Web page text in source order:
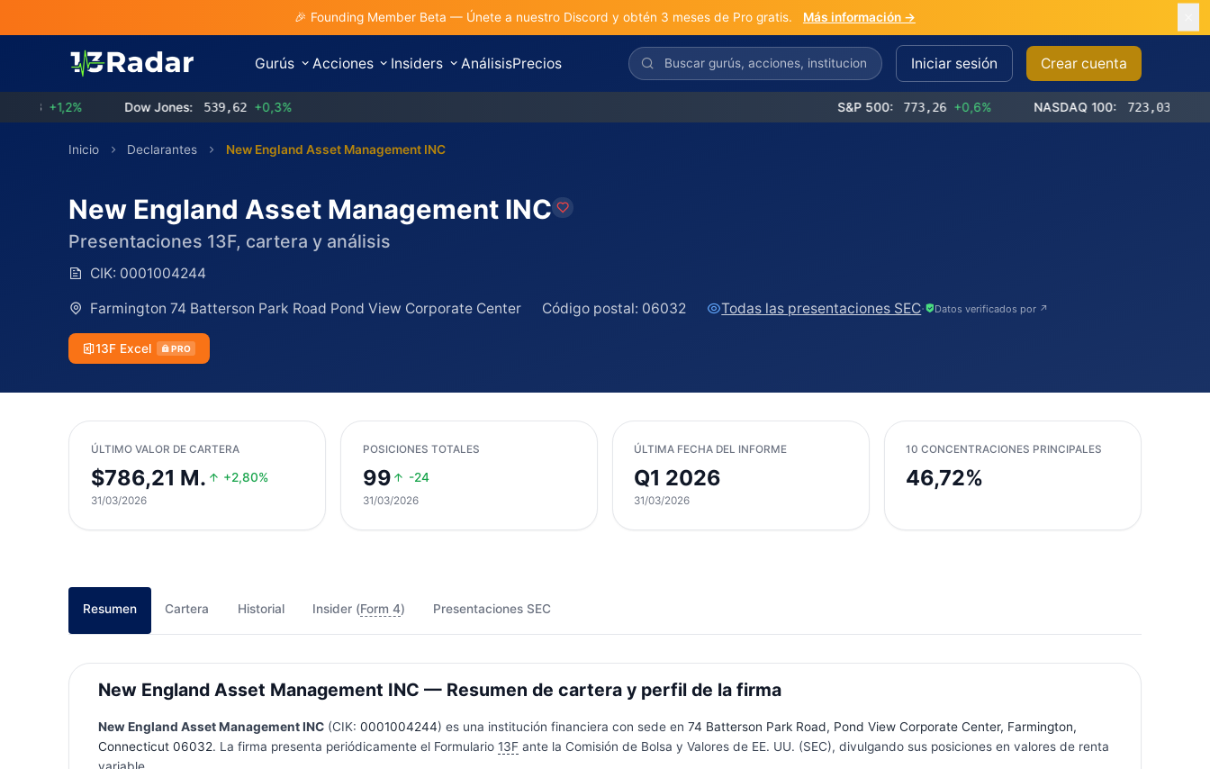
🎉 Founding Member Beta — Únete a nuestro Discord y obtén 3 meses de Pro gratis. Más información →
Gurús Acciones Insiders AnálisisPrecios Iniciar sesión Crear cuenta
Dow Jones: 539,62 +0,3% S&P 500: 773,26 +0,6% NASDAQ 100: 723,03 +1,2%
Inicio Declarantes New England Asset Management INC
New England Asset Management INC
Presentaciones 13F, cartera y análisis
CIK: 0001004244
Farmington 74 Batterson Park Road Pond View Corporate Center Código postal: 06032 Todas las presentaciones SEC· Datos verificados por ↗
13F Excel PRO
ÚLTIMO VALOR DE CARTERA
$786,21 M. +2,80%
31/03/2026
POSICIONES TOTALES
99 -24
31/03/2026
ÚLTIMA FECHA DEL INFORME
Q1 2026
31/03/2026
10 CONCENTRACIONES PRINCIPALES
46,72%
Resumen Cartera Historial Insider (Form 4) Presentaciones SEC
New England Asset Management INC — Resumen de cartera y perfil de la firma
New England Asset Management INC(CIK: 0001004244) es una institución financiera con sede en 74 Batterson Park Road, Pond View Corporate Center, Farmington,
Connecticut 06032. La firma presenta periódicamente el Formulario 13Fante la Comisión de Bolsa y Valores de EE. UU. (SEC), divulgando sus posiciones en valores de renta
variable.